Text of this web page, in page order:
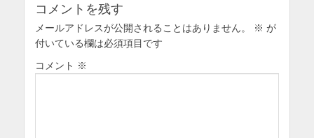
ン
コメントを残す
メールアドレスが公開されることはありません。 ※ が
付いている欄は必須項目です
コメント ※